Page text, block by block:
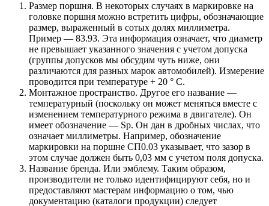
Размер поршня. В некоторых случаях в маркировке на
головке поршня можно встретить цифры, обозначающие
размер, выраженный в сотых долях миллиметра.
Пример — 83.93. Эта информация означает, что диаметр
не превышает указанного значения с учетом допуска
(группы допусков мы обсудим чуть ниже, они
различаются для разных марок автомобилей). Измерение
проводится при температуре + 20 ° С.
Монтажное пространство. Другое его название —
температурный (поскольку он может меняться вместе с
изменением температурного режима в двигателе). Он
имеет обозначение — Sp. Он дан в дробных числах, что
означает миллиметры. Например, обозначение
маркировки на поршне СП0.03 указывает, что зазор в
этом случае должен быть 0,03 мм с учетом поля допуска.
Название бренда. Или эмблему. Таким образом,
производители не только идентифицируют себя, но и
предоставляют мастерам информацию о том, чью
документацию (каталоги продукции) следует